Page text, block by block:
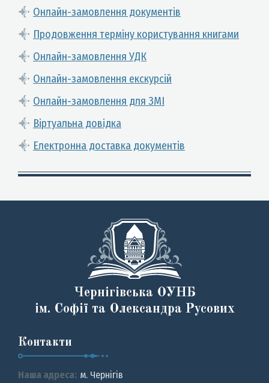
Онлайн-замовлення документів
Продовження терміну користування книгами
Онлайн-замовлення УДК
Онлайн-замовлення екскурсій
Онлайн-замовлення для ЗМІ
Віртуальна довідка
Електронна доставка документів
Чернігівська ОУНБ
ім. Софії та Олександра Русових
Контакти
Наша адреса: м. Чернiгiв